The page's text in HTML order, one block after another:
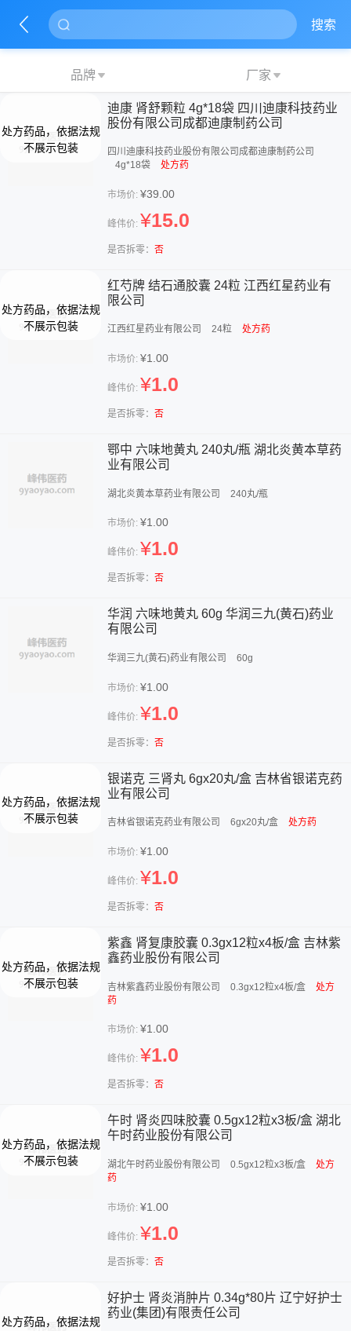
搜索
品牌 厂家
迪康 肾舒颗粒 4g*18袋 四川迪康科技药业
股份有限公司成都迪康制药公司
四川迪康科技药业股份有限公司成都迪康制药公司
4g*18袋
处方药
市场价: ¥39.00
峰伟价: ¥15.0
是否拆零： 否
红芍牌 结石通胶囊 24粒 江西红星药业有
限公司
江西红星药业有限公司 24粒 处方药
市场价: ¥1.00
峰伟价: ¥1.0
是否拆零： 否
鄂中 六味地黄丸 240丸/瓶 湖北炎黄本草药
业有限公司
湖北炎黄本草药业有限公司 240丸/瓶
市场价: ¥1.00
峰伟价: ¥1.0
是否拆零： 否
华润 六味地黄丸 60g 华润三九(黄石)药业
有限公司
华润三九(黄石)药业有限公司 60g
市场价: ¥1.00
峰伟价: ¥1.0
是否拆零： 否
银诺克 三肾丸 6gx20丸/盒 吉林省银诺克药
业有限公司
吉林省银诺克药业有限公司 6gx20丸/盒 处方药
市场价: ¥1.00
峰伟价: ¥1.0
是否拆零： 否
紫鑫 肾复康胶囊 0.3gx12粒x4板/盒 吉林紫
鑫药业股份有限公司
吉林紫鑫药业股份有限公司 0.3gx12粒x4板/盒
处方
药
市场价: ¥1.00
峰伟价: ¥1.0
是否拆零： 否
午时 肾炎四味胶囊 0.5gx12粒x3板/盒 湖北
午时药业股份有限公司
湖北午时药业股份有限公司 0.5gx12粒x3板/盒
处方
药
市场价: ¥1.00
峰伟价: ¥1.0
是否拆零： 否
好护士 肾炎消肿片 0.34g*80片 辽宁好护士
药业(集团)有限责任公司